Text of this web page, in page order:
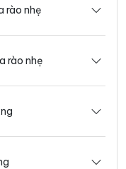
rào nhẹ
rào nhẹ